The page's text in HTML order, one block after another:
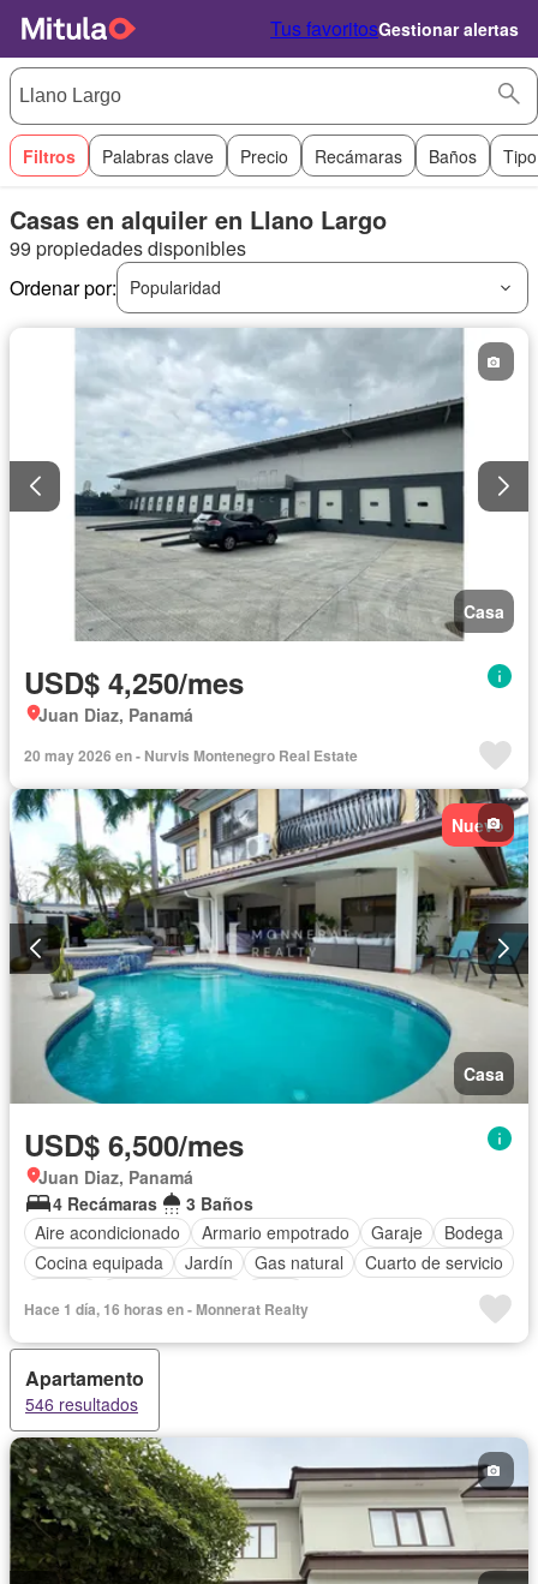
Tus favoritosGestionar alertas
Filtros Palabras clave Precio Recámaras Baños
Casas en alquiler en Llano Largo
99 propiedades disponibles
Ordenar por:
Popularidad
Casa
USD$ 4,250/mes
Juan Diaz, Panamá
20 may 2026 en - Nurvis Montenegro Real Estate
Nuevo
Casa
USD$ 6,500/mes
Juan Diaz, Panamá
4 Recámaras
3 Baños
Aire acondicionado
Armario empotrado Garaje
Bodega
Cocina equipada
Jardín Gas natural
Cuarto de servicio
Hace 1 día, 16 horas en - Monnerat Realty
Apartamento
546 resultados